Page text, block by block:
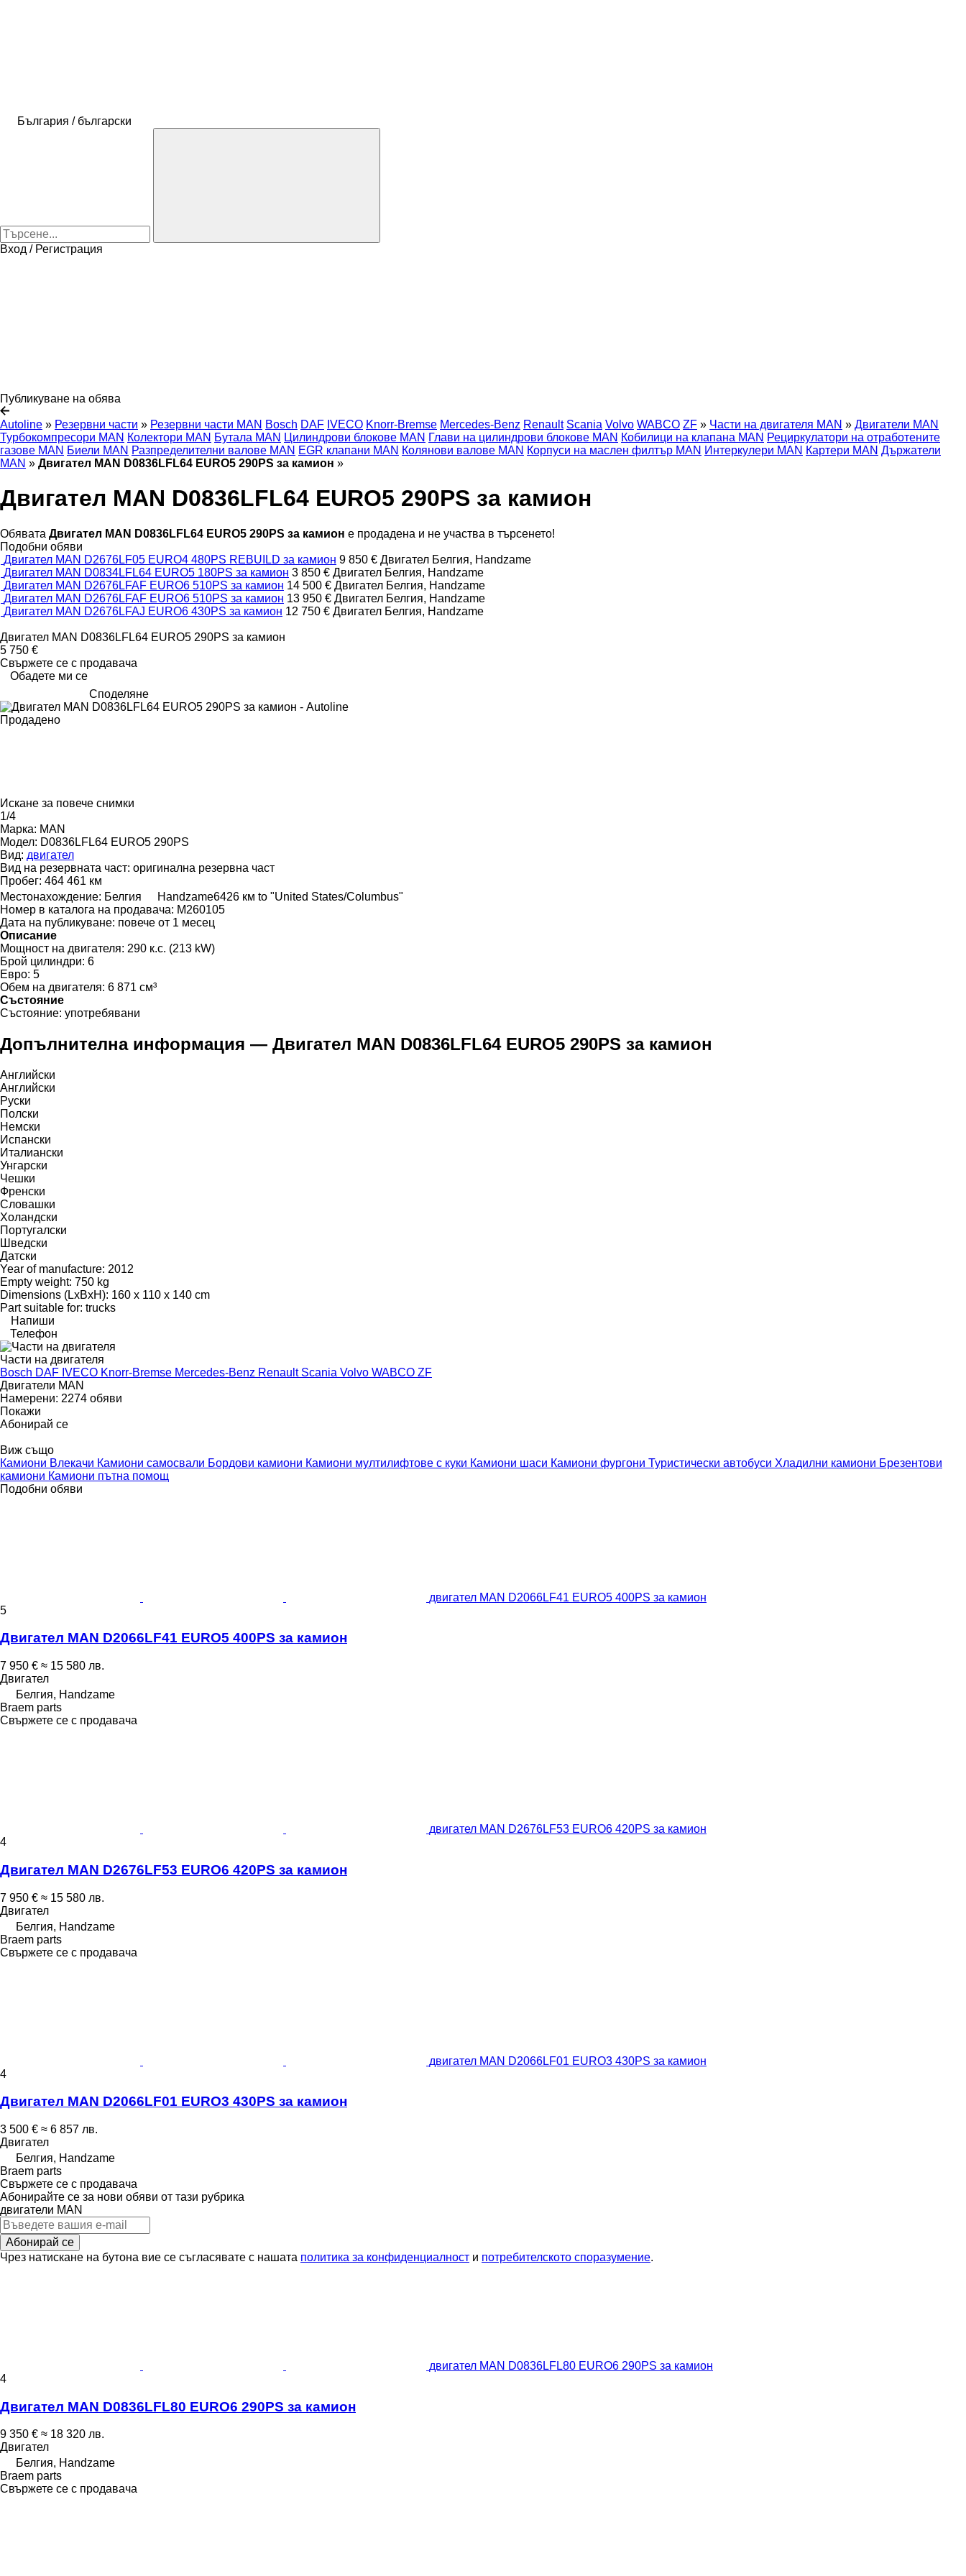
България / български
Вход / Регистрация
Публикуване на обява
Autoline » Резервни части » Резервни части MAN Bosch DAF IVECO Knorr-Bremse Mercedes-Benz Renault Scania Volvo WABCO ZF » Части на двигателя MAN » Двигатели MAN
Турбокомпресори MAN Колектори MAN Бутала MAN Цилиндрови блокове MAN Глави на цилиндрови блокове MAN Кобилици на клапана MAN Рециркулатори на отработените
газове MAN Биели MAN Разпределителни валове MAN EGR клапани MAN Колянови валове MAN Корпуси на маслен филтър MAN Интеркулери MAN Картери MAN Държатели
MAN » Двигател MAN D0836LFL64 EURO5 290PS за камион »
Двигател MAN D0836LFL64 EURO5 290PS за камион
Обявата Двигател MAN D0836LFL64 EURO5 290PS за камион е продадена и не участва в търсенето!
Подобни обяви
Двигател MAN D2676LF05 EURO4 480PS REBUILD за камион 9 850 € Двигател Белгия, Handzame
Двигател MAN D0834LFL64 EURO5 180PS за камион 3 850 € Двигател Белгия, Handzame
Двигател MAN D2676LFAF EURO6 510PS за камион 14 500 € Двигател Белгия, Handzame
Двигател MAN D2676LFAF EURO6 510PS за камион 13 950 € Двигател Белгия, Handzame
Двигател MAN D2676LFAJ EURO6 430PS за камион 12 750 € Двигател Белгия, Handzame
Двигател MAN D0836LFL64 EURO5 290PS за камион
5 750 €
Свържете се с продавача
Обадете ми се
Споделяне
Продадено
Искане за повече снимки
1/4
Марка: MAN
Модел: D0836LFL64 EURO5 290PS
Вид: двигател
Вид на резервната част: оригинална резервна част
Пробег: 464 461 км
Местонахождение: Белгия Handzame6426 км to "United States/Columbus"
Номер в каталога на продавача: M260105
Дата на публикуване: повече от 1 месец
Описание
Мощност на двигателя: 290 к.с. (213 kW)
Брой цилиндри: 6
Евро: 5
Обем на двигателя: 6 871 см³
Състояние
Състояние: употребявани
Допълнителна информация — Двигател MAN D0836LFL64 EURO5 290PS за камион
Английски
Английски
Руски
Полски
Немски
Испански
Италиански
Унгарски
Чешки
Френски
Словашки
Холандски
Португалски
Шведски
Датски
Year of manufacture: 2012
Empty weight: 750 kg
Dimensions (LxBxH): 160 x 110 x 140 cm
Part suitable for: trucks
Напиши
Телефон
Части на двигателя
Bosch DAF IVECO Knorr-Bremse Mercedes-Benz Renault Scania Volvo WABCO ZF
Двигатели MAN
Намерени: 2274 обяви
Покажи
Абонирай се
Виж също
Камиони Влекачи Камиони самосвали Бордови камиони Камиони мултилифтове с куки Камиони шаси Камиони фургони Туристически автобуси Хладилни камиони Брезентови
камиони Камиони пътна помощ
Подобни обяви
двигател MAN D2066LF41 EURO5 400PS за камион
5
Двигател MAN D2066LF41 EURO5 400PS за камион
7 950 € ≈ 15 580 лв.
Двигател
Белгия, Handzame
Braem parts
Свържете се с продавача
двигател MAN D2676LF53 EURO6 420PS за камион
4
Двигател MAN D2676LF53 EURO6 420PS за камион
7 950 € ≈ 15 580 лв.
Двигател
Белгия, Handzame
Braem parts
Свържете се с продавача
двигател MAN D2066LF01 EURO3 430PS за камион
4
Двигател MAN D2066LF01 EURO3 430PS за камион
3 500 € ≈ 6 857 лв.
Двигател
Белгия, Handzame
Braem parts
Свържете се с продавача
Абонирайте се за нови обяви от тази рубрика
двигатели MAN
Абонирай се
Чрез натискане на бутона вие се съгласявате с нашата политика за конфиденциалност и потребителското споразумение.
двигател MAN D0836LFL80 EURO6 290PS за камион
4
Двигател MAN D0836LFL80 EURO6 290PS за камион
9 350 € ≈ 18 320 лв.
Двигател
Белгия, Handzame
Braem parts
Свържете се с продавача